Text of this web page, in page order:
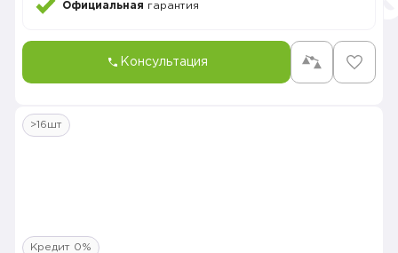
Официальная гарантия
Консультация
>16шт
Кредит 0%